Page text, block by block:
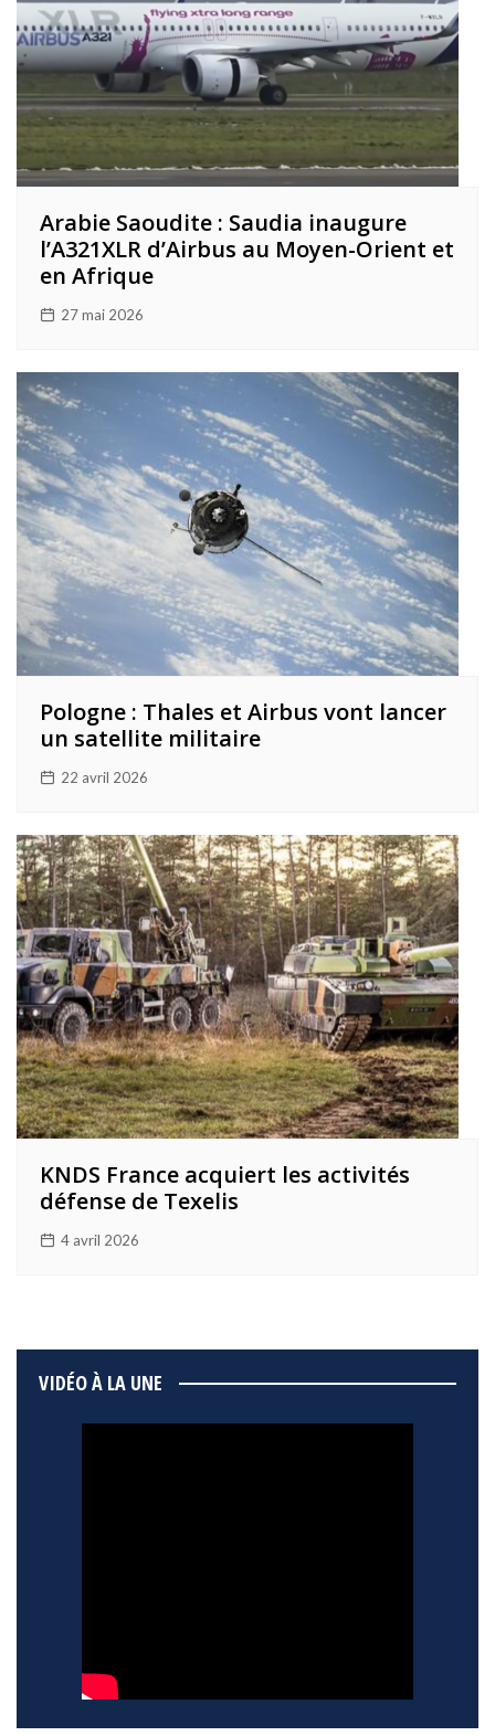
Arabie Saoudite : Saudia inaugure
l’A321XLR d’Airbus au Moyen-Orient et
en Afrique
27 mai 2026
Pologne : Thales et Airbus vont lancer
un satellite militaire
22 avril 2026
KNDS France acquiert les activités
défense de Texelis
4 avril 2026
VIDÉO À LA UNE